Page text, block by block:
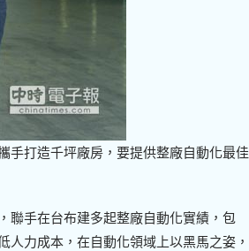
手打造千坪廠房，要提供整廠自動化最佳
聯手在台布建多起整廠自動化實績，包
力成本，在自動化領域上以黑馬之姿，